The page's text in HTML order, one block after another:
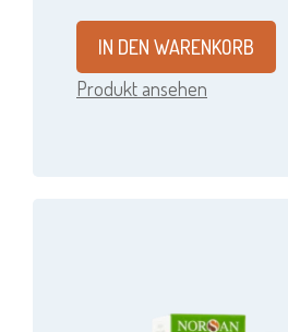
IN DEN WARENKORB
Produkt ansehen